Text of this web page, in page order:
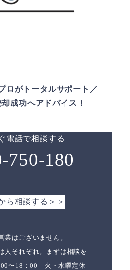
ロがトータルサポート／
成功へアドバイス！
電話で相談する
750-180
ら相談する＞＞
業はございません。
人それぞれ。まずは相談を
00〜18：00 火・水曜定休